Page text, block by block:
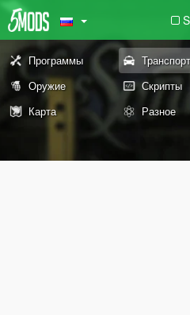
Программы Транспорт
Оружие
Скрипты
Карта
Разное